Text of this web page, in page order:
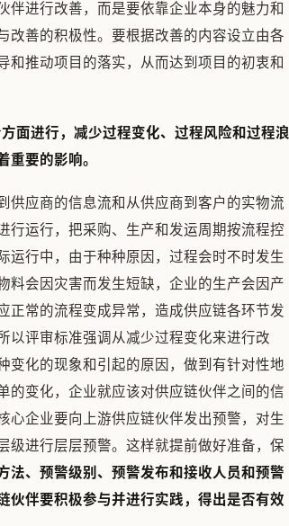
伴进行改善，而是要依靠企业本身的魅力和
改善的积极性。要根据改善的内容设立由各
和推动项目的落实，从而达到项目的初衷和
面进行，减少过程变化、过程风险和过程浪
要的影响。
应商的信息流和从供应商到客户的实物流
行运行，把采购、生产和发运周期按流程控
运行中，由于种种原因，过程会时不时发生
料会因灾害而发生短缺，企业的生产会因产
正常的流程变成异常，造成供应链各环节发
以评审标准强调从减少过程变化来进行改
变化的现象和引起的原因，做到有针对性地
的变化，企业就应该对供应链伙伴之间的信
心企业要向上游供应链伙伴发出预警，对生
级进行层层预警。这样就提前做好准备，保
法、预警级别、预警发布和接收人员和预警
伙伴要积极参与并进行实践，得出是否有效